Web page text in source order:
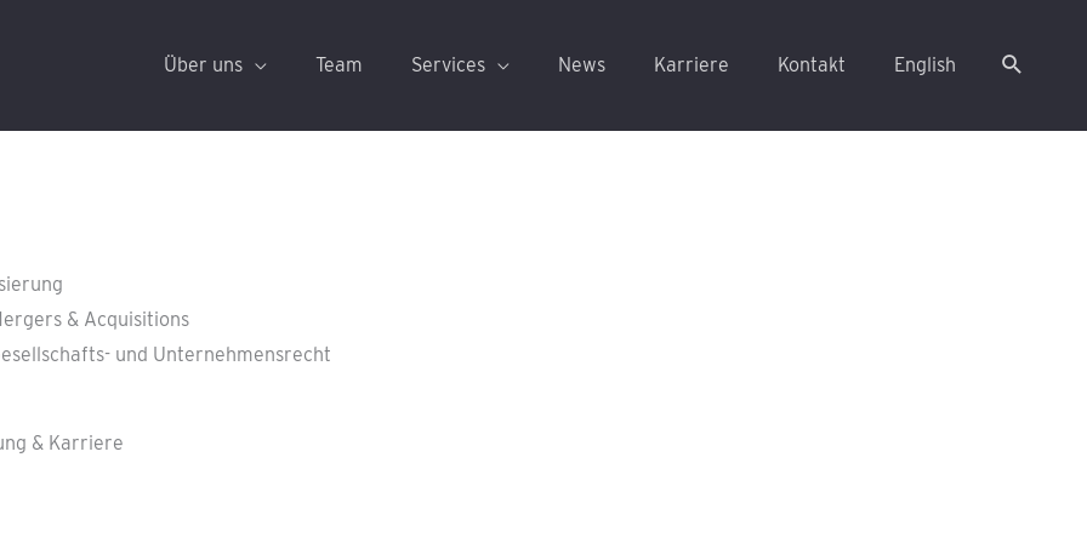
Über uns Team Services News Karriere Kontakt English
& Acquisitions
und Unternehmensrecht
& Karriere